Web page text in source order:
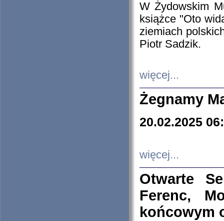
W Żydowskim
książce "Oto
ziemiach
Piotr Sadzik.
więcej...
Żegnamy
20.02.2025
więcej...
Otwarte
Ferenc,
końcowym